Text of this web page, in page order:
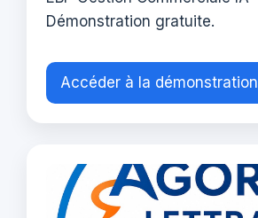
Démonstration gratuite.
Accéder à la démonstration